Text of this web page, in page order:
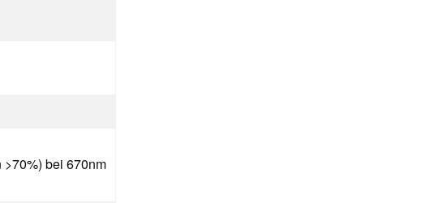
bei 670nm